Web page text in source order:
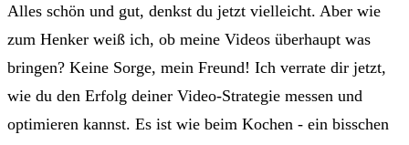
Alles schön und gut, denkst du jetzt vielleicht. Aber wie
zum Henker weiß ich, ob meine Videos überhaupt was
bringen? Keine Sorge, mein Freund! Ich verrate dir jetzt,
wie du den Erfolg deiner Video-Strategie messen und
optimieren kannst. Es ist wie beim Kochen - ein bisschen